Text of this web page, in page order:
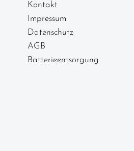
Kontakt
Impressum
Datenschutz
AGB
Batterieentsorgung